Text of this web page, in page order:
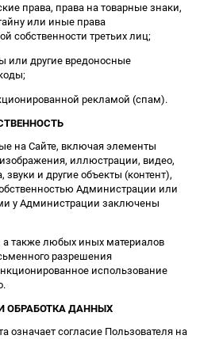
права, права на товарные знаки,
или иные права
собственности третьих лиц;
или другие вредоносные
рекламой (спам).
на Сайте, включая элементы
иллюстрации, видео,
и другие объекты (контент),
Администрации или
у Администрации заключены
а также любых иных материалов
разрешения
использование
ОБРАБОТКА ДАННЫХ
означает согласие Пользователя на